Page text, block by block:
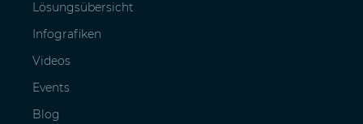
Lösungsübersicht
Infografiken
Videos
Events
Blog